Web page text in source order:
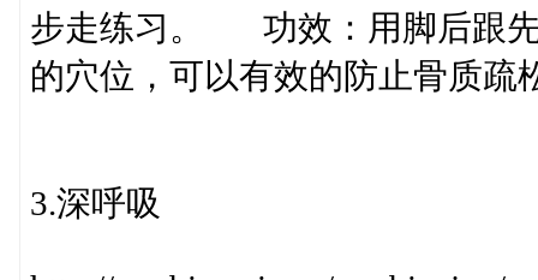
步走练习。 功效：用脚后跟先
的穴位，可以有效的防止骨质疏
3.深呼吸